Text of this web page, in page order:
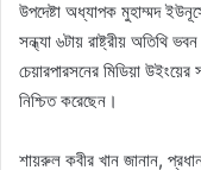
উপদেষ্টা অধ্যাপক মুহাম্মদ
সন্ধ্যা ৬টায় রাষ্ট্রীয় অতিথি
চেয়ারপারসনের মিডিয়া
নিশ্চিত করেছেন।
শায়রুল কবীর খান জানান, প্রধান